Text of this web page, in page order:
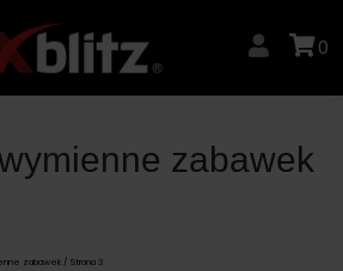
0
zabawek
zabawek / Strona 3